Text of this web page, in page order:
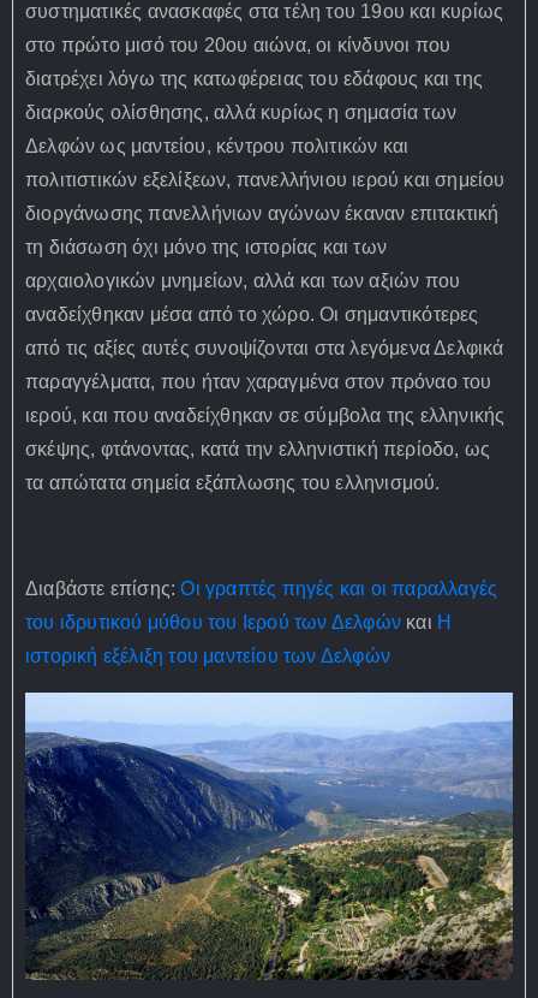
συστηματικές ανασκαφές στα τέλη του 19ου και κυρίως
στο πρώτο μισό του 20ου αιώνα, οι κίνδυνοι που
διατρέχει λόγω της κατωφέρειας του εδάφους και της
διαρκούς ολίσθησης, αλλά κυρίως η σημασία των
Δελφών ως μαντείου, κέντρου πολιτικών και
πολιτιστικών εξελίξεων, πανελλήνιου ιερού και σημείου
διοργάνωσης πανελλήνιων αγώνων έκαναν επιτακτική
τη διάσωση όχι μόνο της ιστορίας και των
αρχαιολογικών μνημείων, αλλά και των αξιών που
αναδείχθηκαν μέσα από το χώρο. Οι σημαντικότερες
από τις αξίες αυτές συνοψίζονται στα λεγόμενα Δελφικά
παραγγέλματα, που ήταν χαραγμένα στον πρόναο του
ιερού, και που αναδείχθηκαν σε σύμβολα της ελληνικής
σκέψης, φτάνοντας, κατά την ελληνιστική περίοδο, ως
τα απώτατα σημεία εξάπλωσης του ελληνισμού.
Διαβάστε επίσης:Οι γραπτές πηγές και οι παραλλαγές
του ιδρυτικού μύθου του Ιερού των Δελφών και Η
ιστορική εξέλιξη του μαντείου των Δελφών